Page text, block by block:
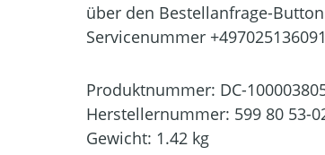
über den Bestellanfrage-
Servicenummer
Produktnummer: DC-
Herstellernummer: 599 80 53-
Gewicht: 1.42 kg